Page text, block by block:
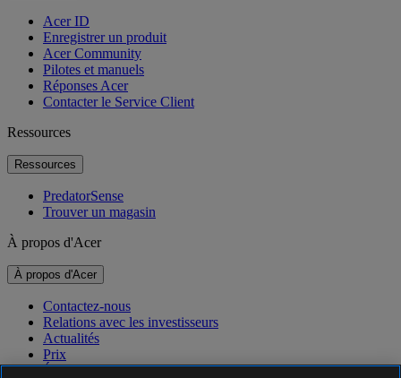
Acer ID
Enregistrer un produit
Acer Community
Pilotes et manuels
Réponses Acer
Contacter le Service Client
Ressources
Ressources
PredatorSense
Trouver un magasin
À propos d'Acer
À propos d'Acer
Contactez-nous
Relations avec les investisseurs
Actualités
Prix
Événements